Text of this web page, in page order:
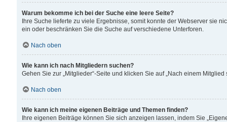
Warum bekomme ich bei der Suche eine leere Seite?
Ihre Suche lieferte zu viele Ergebnisse, somit konnte der Webserver sie
ein oder beschränken Sie die Suche auf verschiedene Unterforen.
Nach oben
Wie kann ich nach Mitgliedern suchen?
Gehen Sie zur „Mitglieder“-Seite und klicken Sie auf „Nach einem Mitglied
Nach oben
Wie kann ich meine eigenen Beiträge und Themen finden?
Ihre eigenen Beiträge können Sie sich anzeigen lassen, indem Sie